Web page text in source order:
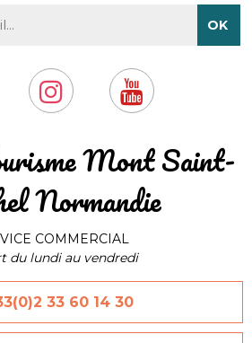
Mont Saint-
Normandie
COMMERCIAL
du lundi au vendredi
33 60 14 30